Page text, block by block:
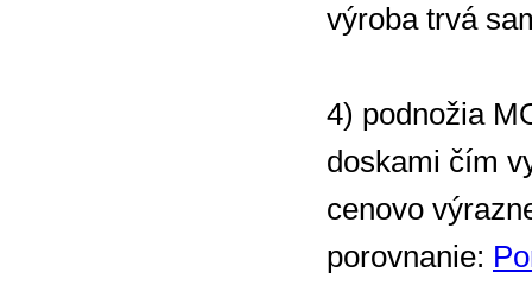
výroba trvá
4) podnožia
doskami čím
cenovo
porovnanie: